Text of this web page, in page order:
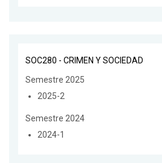
SOC280 - CRIMEN Y SOCIEDAD
Semestre 2025
2025-2
Semestre 2024
2024-1